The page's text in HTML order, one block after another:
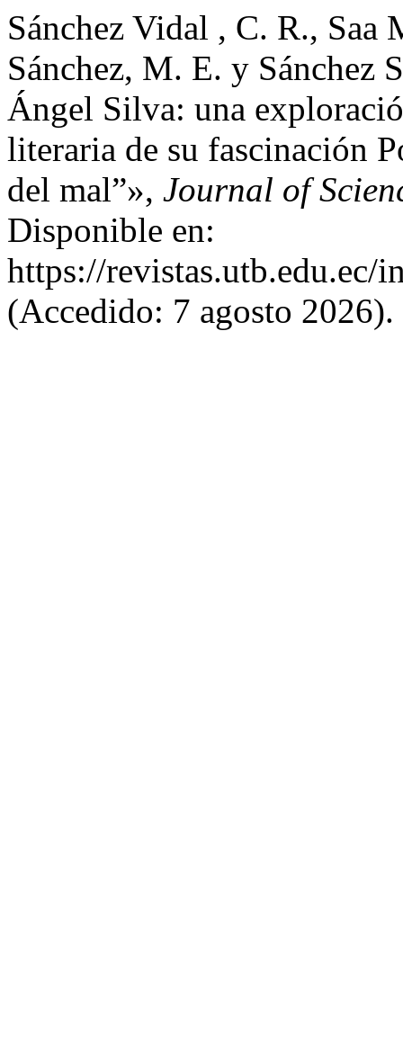
Sánchez Vidal , C. R., Saa
Sánchez, M. E. y Sánchez
Ángel Silva: una
literaria de su fascinación
del mal”», Journal of
Disponible en:
https://revistas.utb.edu.ec/
(Accedido: 7 agosto 2026).